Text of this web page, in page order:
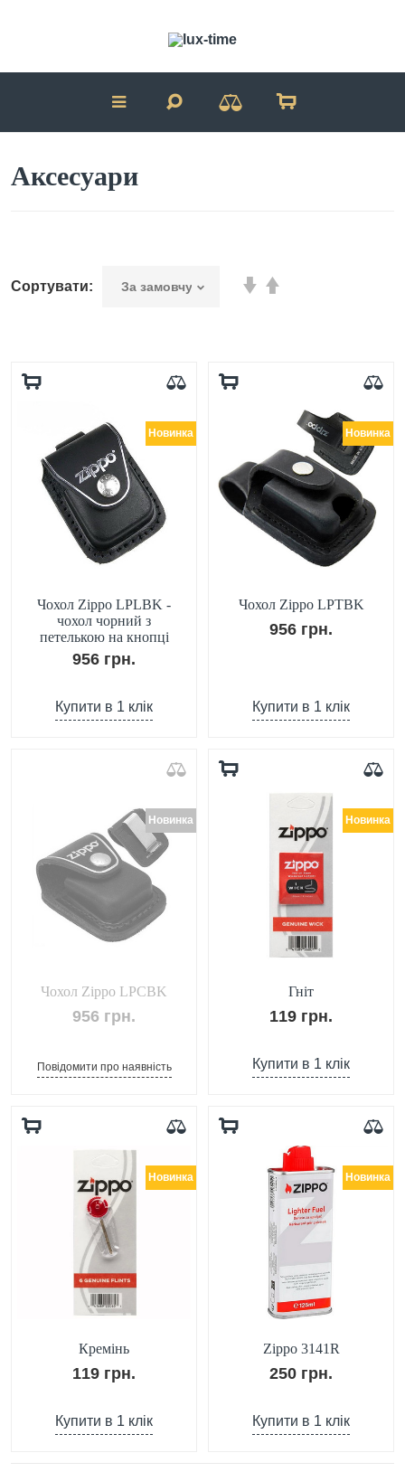
Аксесуари
Сортувати:
Новинка
Чохол Zippo LPLBK -
чохол чорний з
петелькою на кнопці
956 грн.
Купити в 1 клік
Новинка
Чохол Zippo LPTBK
956 грн.
Купити в 1 клік
Новинка
Чохол Zippo LPCBK
956 грн.
Повідомити про наявність
Новинка
Гніт
119 грн.
Купити в 1 клік
Новинка
Кремінь
119 грн.
Купити в 1 клік
Новинка
Zippo 3141R
250 грн.
Купити в 1 клік